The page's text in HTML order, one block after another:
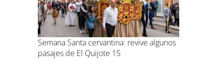
Semana Santa cervantina: revive algunos
pasajes de El Quijote 15